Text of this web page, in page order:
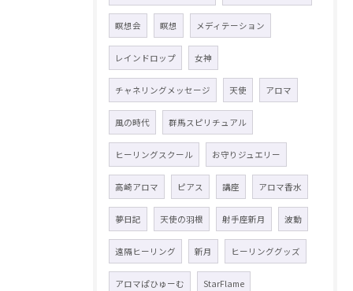
瞑想会 瞑想 メディテーション
レインドロップ 女神
チャネリングメッセージ 天使 アロマ
風の時代 群馬スピリチュアル
ヒーリングスクール お守りジュエリー
高崎アロマ ピアス 講座 アロマ香水
夢日記 天使の羽根 射手座新月 波動
遠隔ヒーリング 新月 ヒーリンググッズ
アロマぱひゅーむ StarFlame